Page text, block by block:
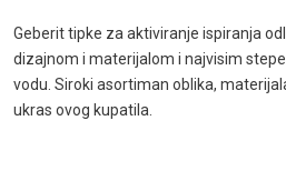
Geberit tipke za aktiviranje ispiranja
dizajnom i materijalom i najvisim
vodu. Siroki asortiman oblika,
ukras ovog kupatila.